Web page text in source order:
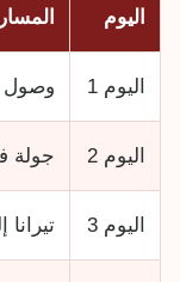
اليوم
اليوم 1 وصول
اليوم 2 جولة
اليوم 3 تيرانا